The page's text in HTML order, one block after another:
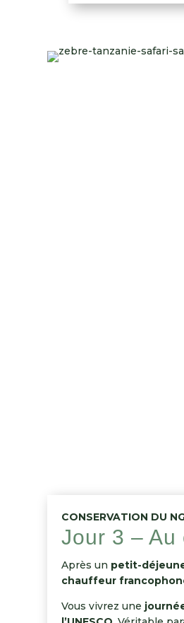
CONSERVATION DU
Jour 3 – Au
Après un petit-
chauffeur
Vous vivrez une